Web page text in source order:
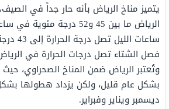
يتميز مناخ الرياض بأنه حار جداً في
الرياض ما بين 45 و52 درجة
ساعات
وتُعتبر الرياض ضمن المناخ الصحراوي،
بشكل عام قليل، ولكن يزداد هطولها
ديسمبر ويناير وفبراير.